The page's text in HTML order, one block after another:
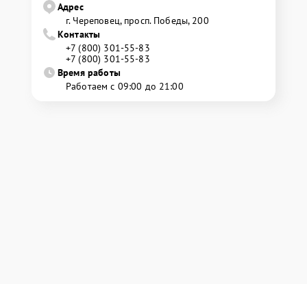
Адрес
г. Череповец, просп. Победы, 200
Контакты
+7 (800) 301-55-83
+7 (800) 301-55-83
Время работы
Работаем с 09:00 до 21:00